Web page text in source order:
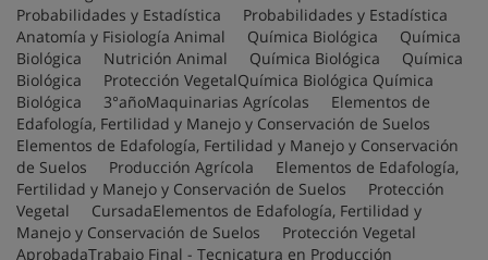
Probabilidades y Estadística Probabilidades y Estadística
Anatomía y Fisiología Animal Química Biológica Química
Biológica Nutrición Animal Química Biológica Química
Biológica Protección VegetalQuímica Biológica Química
Biológica 3°añoMaquinarias Agrícolas Elementos de
Edafología, Fertilidad y Manejo y Conservación de Suelos
Elementos de Edafología, Fertilidad y Manejo y Conservación
de Suelos Producción Agrícola Elementos de Edafología,
Fertilidad y Manejo y Conservación de Suelos Protección
Vegetal CursadaElementos de Edafología, Fertilidad y
Manejo y Conservación de Suelos Protección Vegetal
AprobadaTrabajo Final - Tecnicatura en Producción